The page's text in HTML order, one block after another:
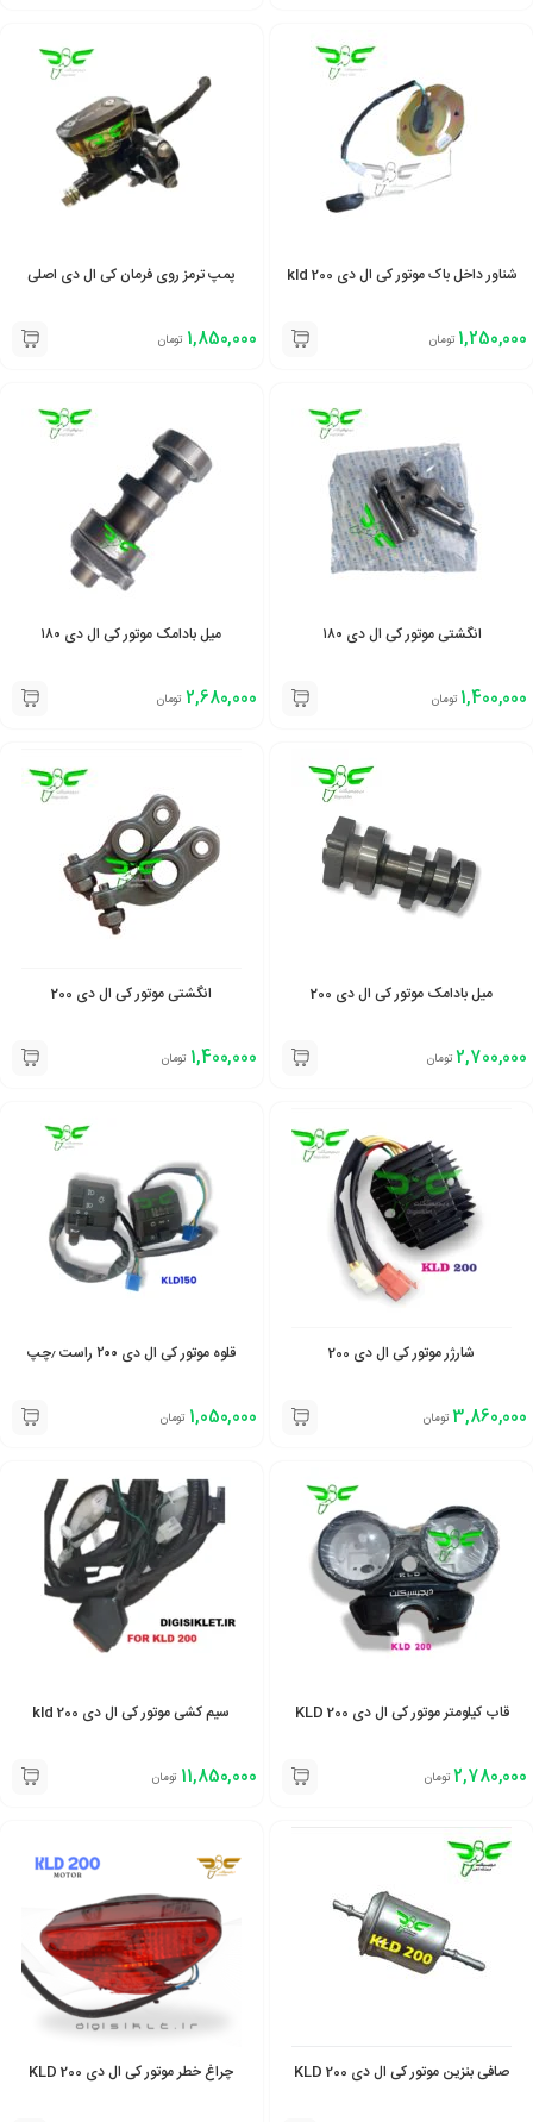
شناور داخل باک موتور کی ال دی kld 200
1,250,000 تومان
پمپ ترمز روی فرمان کی ال دی اصلی
1,850,000 تومان
انگشتی موتور کی ال دی ۱۸۰
1,400,000 تومان
میل بادامک موتور کی ال دی ۱۸۰
2,680,000 تومان
میل بادامک موتور کی ال دی 200
2,700,000 تومان
انگشتی موتور کی ال دی 200
1,400,000 تومان
شارژر موتور کی ال دی 200
3,860,000 تومان
قلوه موتور کی ال دی ۲۰۰ راست ٫چپ
1,050,000 تومان
قاب کیلومتر موتور کی ال دی 200 KLD
2,780,000 تومان
سیم کشی موتور کی ال دی 200 kld
11,850,000 تومان
صافی بنزین موتور کی ال دی 200 KLD چراغ خطر موتور کی ال دی 200 KLD